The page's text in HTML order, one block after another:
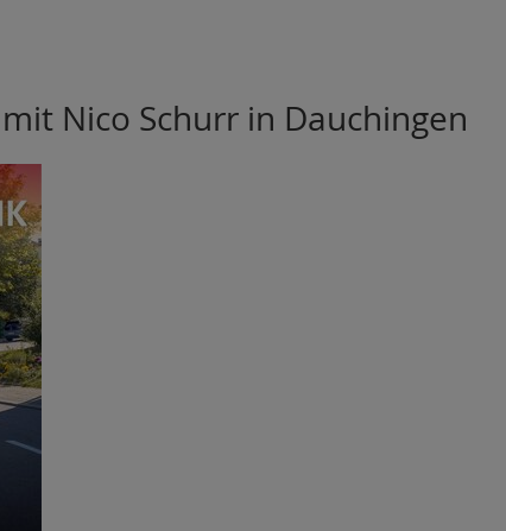
Nico Schurr in Dauchingen